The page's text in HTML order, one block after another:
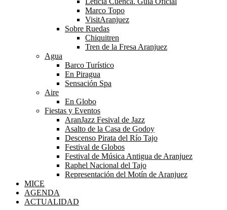
Marco Topo
VisitAranjuez
Sobre Ruedas
Chiquitren
Tren de la Fresa Aranjuez
Agua
Barco Turístico
En Piragua
Sensación Spa
Aire
En Globo
Fiestas y Eventos
AranJazz Fesival de Jazz
Asalto de la Casa de Godoy
Descenso Pirata del Río Tajo
Festival de Globos
Festival de Música Antigua de Aranjuez
Raphel Nacional del Tajo
Representación del Motín de Aranjuez
MICE
AGENDA
ACTUALIDAD